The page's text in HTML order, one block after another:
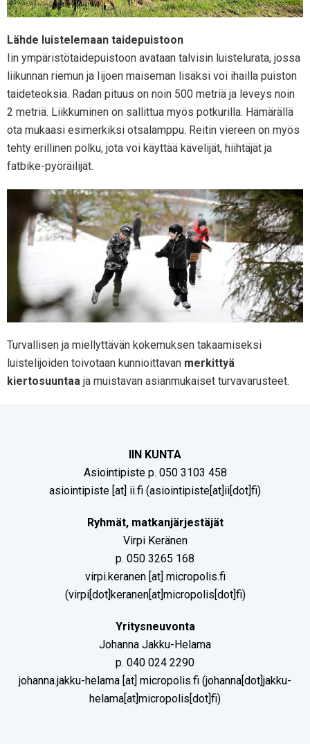
Lähde luistelemaan taidepuistoon
Iin ympäristötaidepuistoon avataan talvisin luistelurata, jossa
liikunnan riemun ja Iijoen maiseman lisäksi voi ihailla puiston
taideteoksia. Radan pituus on noin 500 metriä ja leveys noin
2 metriä. Liikkuminen on sallittua myös potkurilla. Hämärällä
ota mukaasi esimerkiksi otsalamppu. Reitin viereen on myös
tehty erillinen polku, jota voi käyttää kävelijät, hiihtäjät ja
fatbike-pyöräilijät.
Turvallisen ja miellyttävän kokemuksen takaamiseksi
luistelijoiden toivotaan kunnioittavan merkittyä
kiertosuuntaa ja muistavan asianmukaiset turvavarusteet.
IIN KUNTA
Asiointipiste p. 050 3103 458
asiointipiste [at] ii.fi (asiointipiste[at]ii[dot]fi)
Ryhmät, matkanjärjestäjät
Virpi Keränen
p. 050 3265 168
virpi.keranen[at] micropolis.fi
(virpi[dot]keranen[at]micropolis[dot]fi)
Yritysneuvonta
Johanna Jakku-Helama
p. 040 024 2290
johanna.jakku-helama [at] micropolis.fi (johanna[dot]jakku-
helama[at]micropolis[dot]fi)